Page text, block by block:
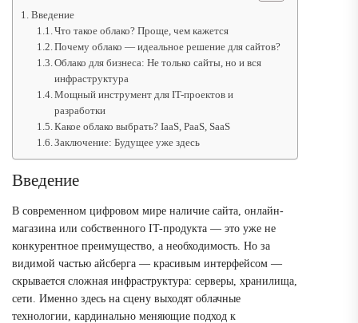
Введение
Что такое облако? Проще, чем кажется
Почему облако — идеальное решение для сайтов?
Облако для бизнеса: Не только сайты, но и вся
инфраструктура
Мощный инструмент для IT-проектов и
разработки
Какое облако выбрать? IaaS, PaaS, SaaS
Заключение: Будущее уже здесь
Введение
В современном цифровом мире наличие сайта, онлайн-
магазина или собственного IT-продукта — это уже не
конкурентное преимущество, а необходимость. Но за
видимой частью айсберга — красивым интерфейсом —
скрывается сложная инфраструктура: серверы, хранилища,
сети. Именно здесь на сцену выходят облачные
технологии, кардинально меняющие подход к